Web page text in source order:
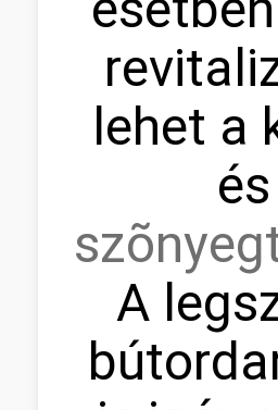
lehet a
és
A